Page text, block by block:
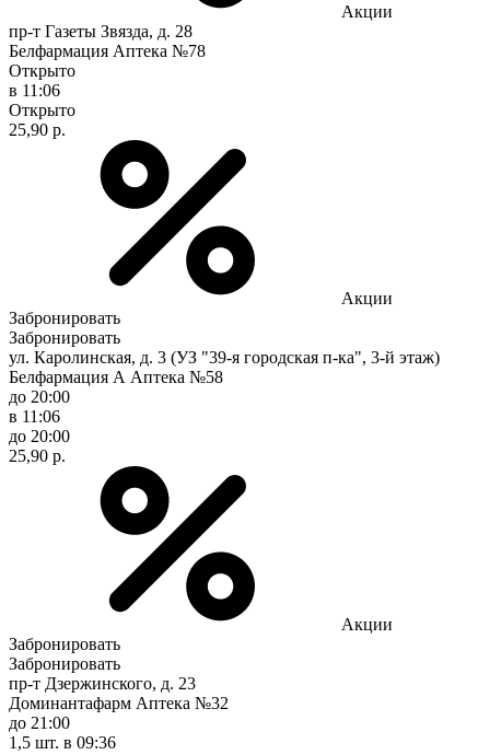
Акции
пр-т Газеты Звязда, д. 28
Белфармация Аптека №78
Открыто
в 11:06
Открыто
25,90 р.
Акции
Забронировать
Забронировать
ул. Каролинская, д. 3 (УЗ "39-я городская п-ка", 3-й этаж)
Белфармация А Аптека №58
до 20:00
в 11:06
до 20:00
25,90 р.
Акции
Забронировать
Забронировать
пр-т Дзержинского, д. 23
Доминантафарм Аптека №32
до 21:00
1,5 шт. в 09:36